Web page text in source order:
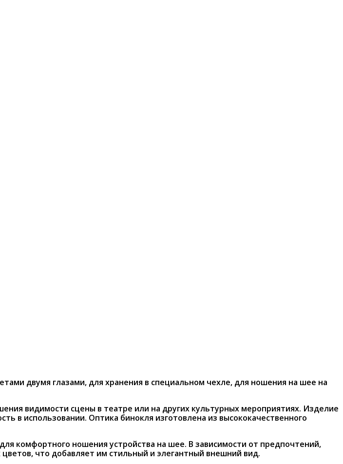
двумя глазами, для хранения в специальном чехле, для ношения на шее на
видимости сцены в театре или на других культурных мероприятиях. Изделие
в использовании. Оптика бинокля изготовлена из высококачественного
комфортного ношения устройства на шее. В зависимости от предпочтений,
что добавляет им стильный и элегантный внешний вид.